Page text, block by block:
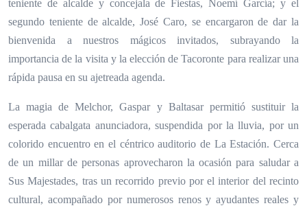
teniente de alcalde y concejala de Fiestas, Noemí García; y el
segundo teniente de alcalde, José Caro, se encargaron de dar la
bienvenida a nuestros mágicos invitados, subrayando la
importancia de la visita y la elección de Tacoronte para realizar una
rápida pausa en su ajetreada agenda.
La magia de Melchor, Gaspar y Baltasar permitió sustituir la
esperada cabalgata anunciadora, suspendida por la lluvia, por un
colorido encuentro en el céntrico auditorio de La Estación. Cerca
de un millar de personas aprovecharon la ocasión para saludar a
Sus Majestades, tras un recorrido previo por el interior del recinto
cultural, acompañado por numerosos renos y ayudantes reales y